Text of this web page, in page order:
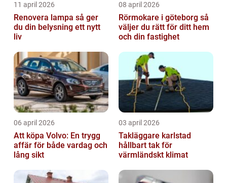
11 april 2026
Renovera lampa så ger
du din belysning ett nytt
liv
08 april 2026
Rörmokare i göteborg så
väljer du rätt för ditt hem
och din fastighet
06 april 2026
Att köpa Volvo: En trygg
affär för både vardag och
lång sikt
03 april 2026
Takläggare karlstad
hållbart tak för
värmländskt klimat